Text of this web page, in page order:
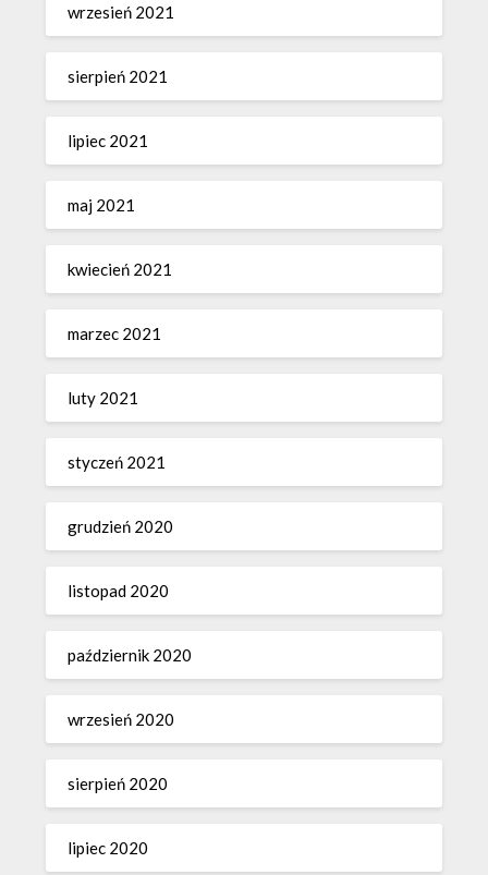
wrzesień 2021
sierpień 2021
lipiec 2021
maj 2021
kwiecień 2021
marzec 2021
luty 2021
styczeń 2021
grudzień 2020
listopad 2020
październik 2020
wrzesień 2020
sierpień 2020
lipiec 2020